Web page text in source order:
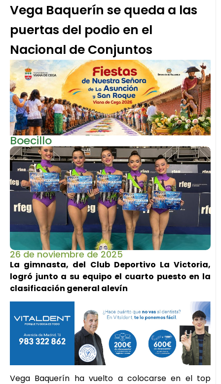
Vega Baquerín se queda a las
puertas del podio en el
Nacional de Conjuntos
Boecillo
26 de noviembre de 2025
La gimnasta, del Club Deportivo La Victoria,
logró junto a su equipo el cuarto puesto en la
clasificación general alevín
Vega Baquerín ha vuelto a colocarse en el top